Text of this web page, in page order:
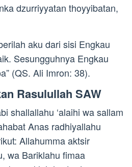
dzurriyyatan thoyyibatan,
aku dari sisi Engkau
Sesungguhnya Engkau
(QS. Ali Imron: 38).
Rasulullah SAW
shallallahu ‘alaihi wa sallam
Anas radhiyallahu
Allahumma aktsir
wa Bariklahu fimaa